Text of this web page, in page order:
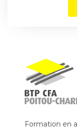
Formation en